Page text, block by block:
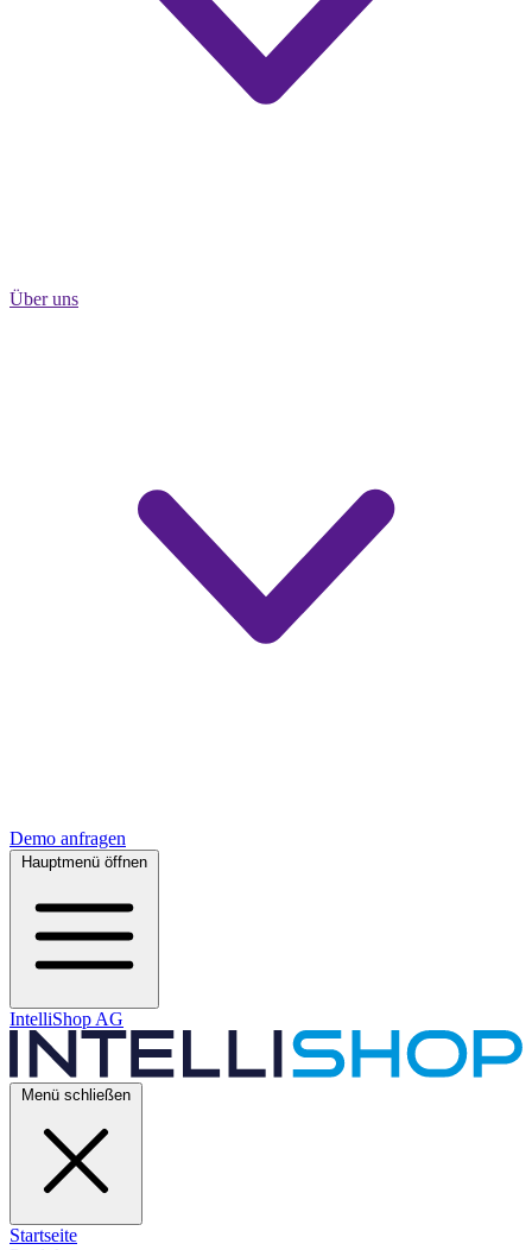
Über uns
Demo anfragen
Hauptmenü öffnen
IntelliShop AG
Menü schließen
Startseite